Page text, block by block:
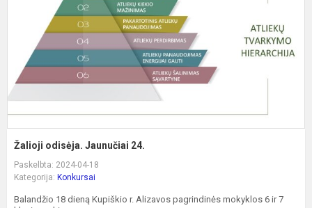
Žalioji odisėja. Jaunučiai 24.
Paskelbta: 2024-04-18
Kategorija: Konkursai
Balandžio 18 dieną Kupiškio r. Alizavos pagrindinės mokyklos 6 ir 7